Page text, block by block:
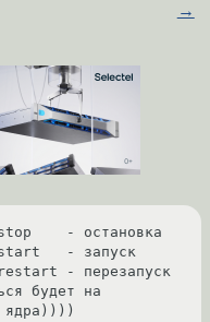
→
- остановка
- запуск
- перезапуск
будет на
ядра))))